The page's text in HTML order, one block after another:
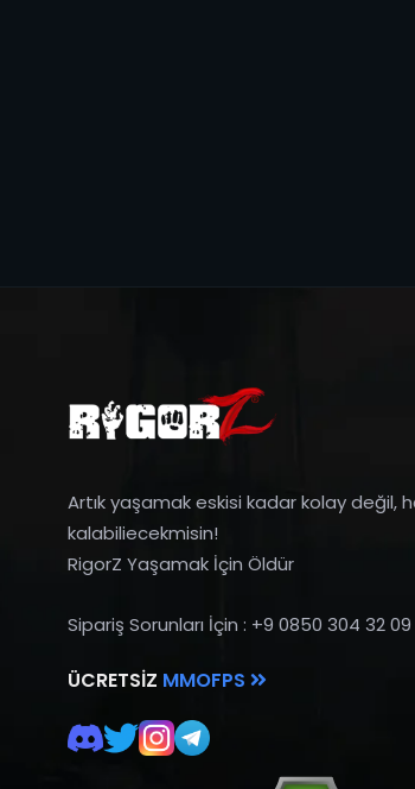
Artık yaşamak eskisi kadar kolay değil,
kalabiliecekmisin!
RigorZ Yaşamak İçin Öldür
Sipariş Sorunları İçin : +9 0850 304 32 09
ÜCRETSIZ MMOFPS